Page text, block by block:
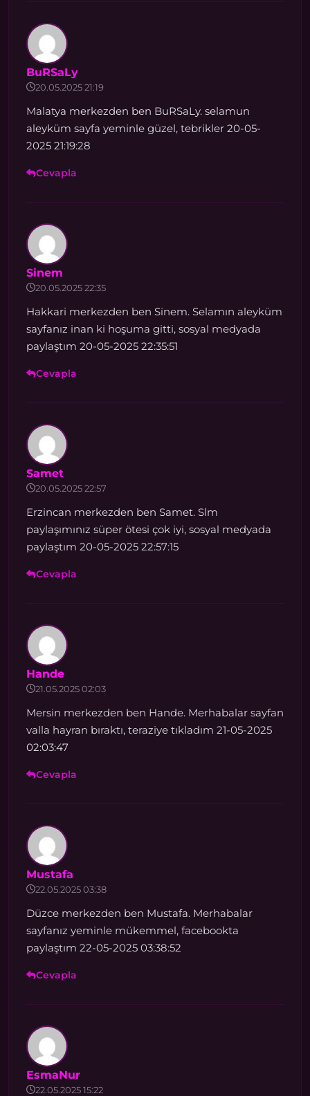
BuRSaLy
20.05.2025 21:19
Malatya merkezden ben BuRSaLy. selamun
aleyküm sayfa yeminle güzel, tebrikler 20-05-
2025 21:19:28
Cevapla
Sinem
20.05.2025 22:35
Hakkari merkezden ben Sinem. Selamın aleyküm
sayfanız inan ki hoşuma gitti, sosyal medyada
paylaştım 20-05-2025 22:35:51
Cevapla
Samet
20.05.2025 22:57
Erzincan merkezden ben Samet. Slm
paylaşımınız süper ötesi çok iyi, sosyal medyada
paylaştım 20-05-2025 22:57:15
Cevapla
Hande
21.05.2025 02:03
Mersin merkezden ben Hande. Merhabalar sayfan
valla hayran bıraktı, teraziye tıkladım 21-05-2025
02:03:47
Cevapla
Mustafa
22.05.2025 03:38
Düzce merkezden ben Mustafa. Merhabalar
sayfanız yeminle mükemmel, facebookta
paylaştım 22-05-2025 03:38:52
Cevapla
EsmaNur
22.05.2025 15:22